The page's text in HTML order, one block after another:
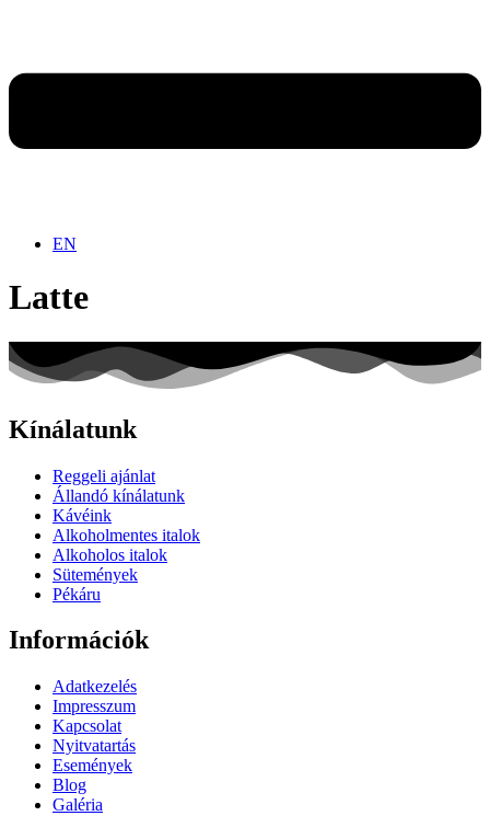
EN
Latte
Kínálatunk
Reggeli ajánlat
Állandó kínálatunk
Kávéink
Alkoholmentes italok
Alkoholos italok
Sütemények
Pékáru
Információk
Adatkezelés
Impresszum
Kapcsolat
Nyitvatartás
Események
Blog
Galéria